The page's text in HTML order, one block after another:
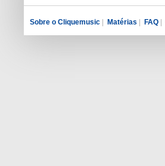
Sobre o Cliquemusic Matérias FAQ